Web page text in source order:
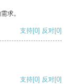
求。
支持[0] 反对[0]
支持[0] 反对[0]